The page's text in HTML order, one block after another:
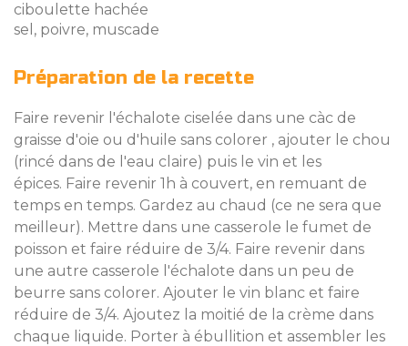
ciboulette hachée
sel, poivre, muscade
Préparation de la recette
Faire revenir l'échalote ciselée dans une càc de
graisse d'oie ou d'huile sans colorer , ajouter le chou
(rincé dans de l'eau claire) puis le vin et les
épices. Faire revenir 1h à couvert, en remuant de
temps en temps. Gardez au chaud (ce ne sera que
meilleur). Mettre dans une casserole le fumet de
poisson et faire réduire de 3/4. Faire revenir dans
une autre casserole l'échalote dans un peu de
beurre sans colorer. Ajouter le vin blanc et faire
réduire de 3/4. Ajoutez la moitié de la crème dans
chaque liquide. Porter à ébullition et assembler les